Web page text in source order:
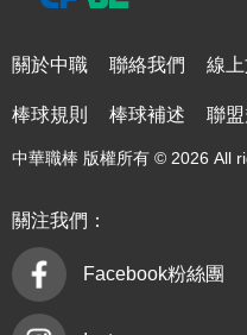
關於中職 聯絡我們 線
棒球規則 棒球補述 聯
中華職棒 版權所有 © 2026 All
關注我們：
Facebook粉絲團